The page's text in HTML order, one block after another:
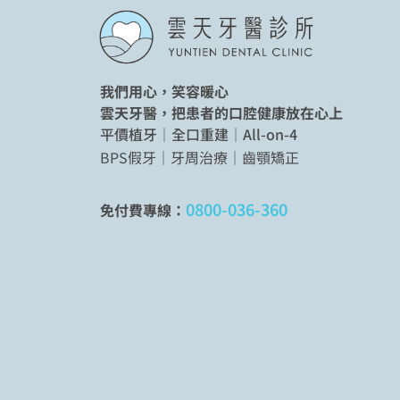
我們用心，笑容暖心
雲天牙醫，把患者的口腔健康放在心上
平價植牙｜全口重建｜All-on-4
BPS假牙｜牙周治療｜齒顎矯正
免付費專線： 0800-036-360